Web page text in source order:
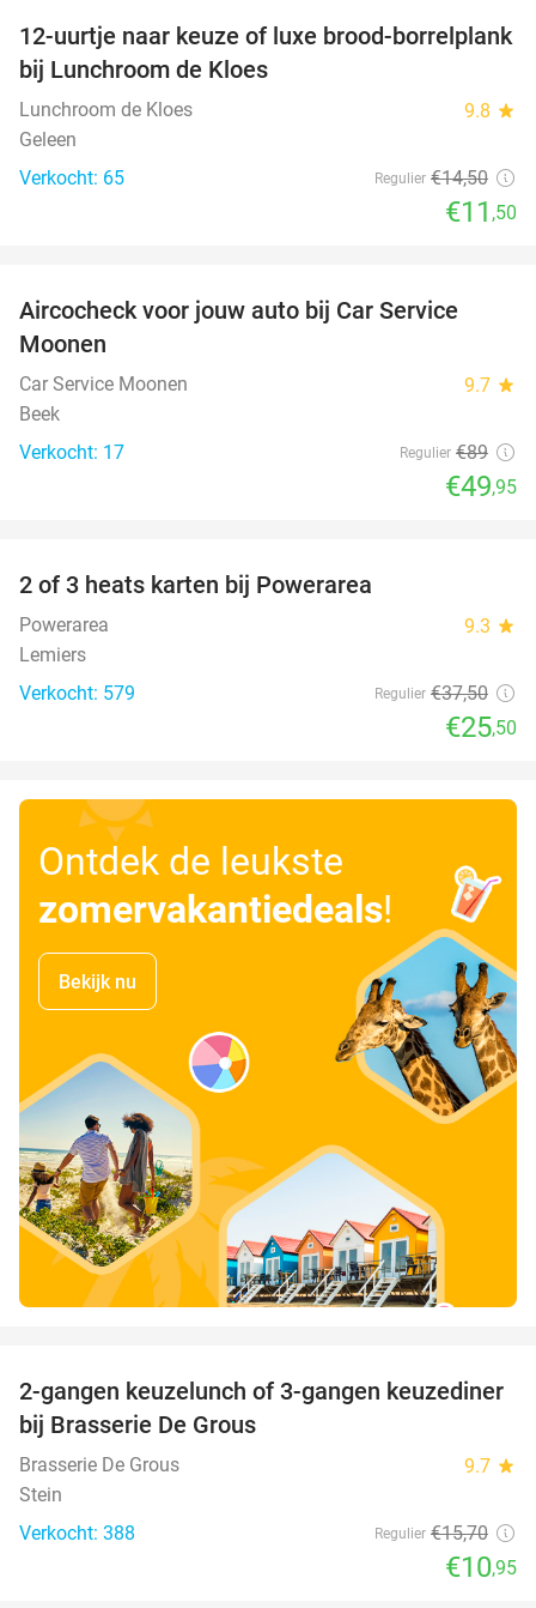
21%
12-uurtje naar keuze of luxe brood-borrelplank
bij Lunchroom de Kloes
Lunchroom de Kloes 9.8 star
Geleen
Verkocht: 65
Regulier €14,50
€11 ,50
Aircocheck voor jouw auto bij Car Service
Moonen
Car Service Moonen 9.7 star
Beek
Verkocht: 17
Regulier €89
€49,95
2 of 3 heats karten bij Powerarea
Powerarea 9.3 star
Lemiers
Verkocht: 579
Regulier €37,50
€25,50
Ontdek de leukste
zomervakantiedeals!
Bekijk nu
30%
2-gangen keuzelunch of 3-gangen keuzediner
bij Brasserie De Grous
Brasserie De Grous 9.7 star
Stein
Verkocht: 388
Regulier €15,70
€10,95